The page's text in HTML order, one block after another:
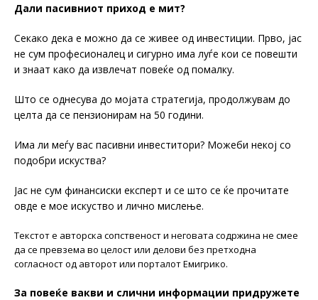
Дали пасивниот приход е мит?
Секако дека е можно да се живее од инвестиции. Прво, јас
не сум професионалец и сигурно има луѓе кои се повешти
и знаат како да извлечат повеќе од помалку.
Што се однесува до мојата стратегија, продолжувам до
целта да се пензионирам на 50 години.
Има ли меѓу вас пасивни инвеститори? Можеби некој со
подобри искуства?
Јас не сум финансиски експерт и се што се ќе прочитате
овде е мое искуство и лично мислење.
Текстот е авторска сопственост и неговата содржина не смее
да се превзема во целост или делови без претходна
согласност од авторот или порталот Емигрико.
За повеќе вакви и слични информации придружете